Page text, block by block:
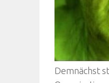
Demnächst